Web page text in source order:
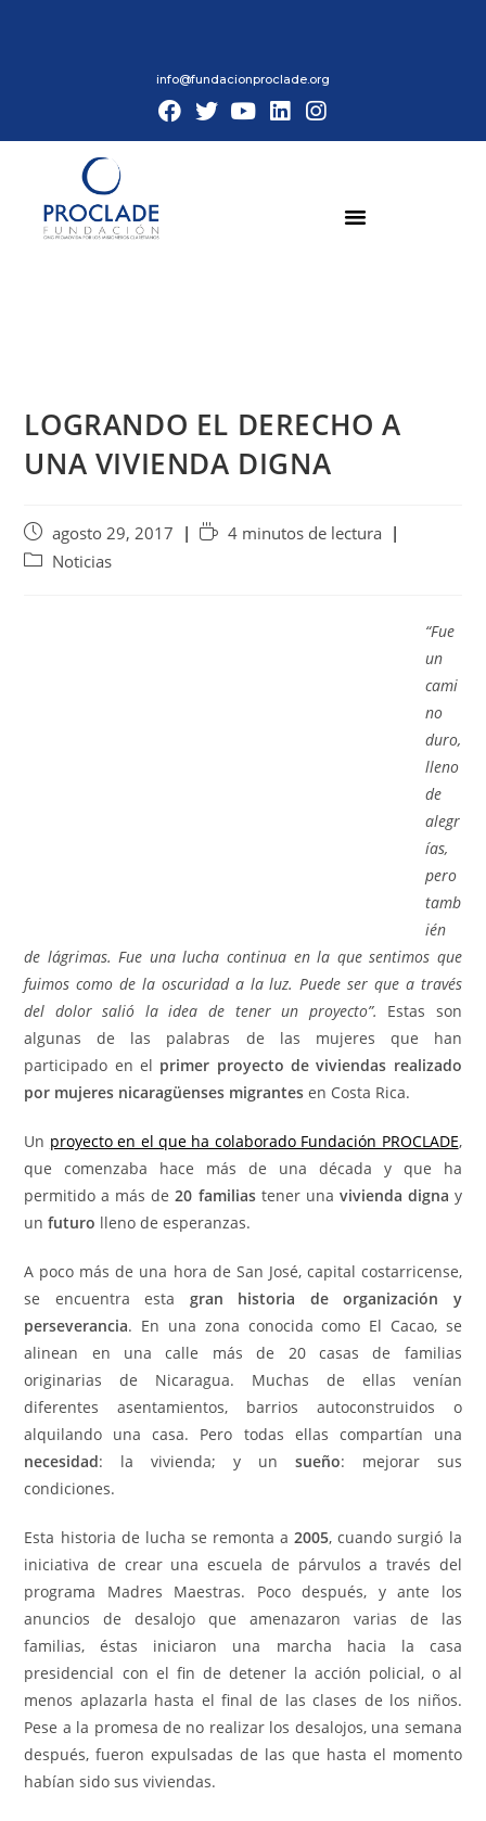
info@fundacionproclade.org
LOGRANDO EL DERECHO A
UNA VIVIENDA DIGNA
agosto 29, 2017
4 minutos de lectura
Noticias
“Fue
un
cami
no
duro,
lleno
de
alegr
ías,
pero
tamb
ién
de lágrimas. Fue una lucha continua en la que sentimos que
fuimos como de la oscuridad a la luz. Puede ser que a través
del dolor salió la idea de tener un proyecto”. Estas son
algunas de las palabras de las mujeres que han
participado en el primer proyecto de viviendas realizado
por mujeres nicaragüenses migrantes en Costa Rica.
Un proyecto en el que ha colaborado Fundación PROCLADE,
que comenzaba hace más de una década y que ha
permitido a más de20 familiastener una vivienda digna y
unfuturo lleno de esperanzas.
A poco más de una hora de San José, capital costarricense,
se encuentra esta gran historia de organización y
perseverancia. En una zona conocida como El Cacao, se
alinean en una calle más de 20 casas de familias
originarias de Nicaragua. Muchas de ellas venían
diferentes asentamientos, barrios autoconstruidos o
alquilando una casa. Pero todas ellas compartían una
necesidad: la vivienda; y un sueño: mejorar sus
condiciones.
Esta historia de lucha se remonta a2005, cuando surgió la
iniciativa de crear una escuela de párvulos a través del
programa Madres Maestras. Poco después, y ante los
anuncios de desalojo que amenazaron varias de las
familias, éstas iniciaron una marcha hacia la casa
presidencial con el fin de detener la acción policial, o al
menos aplazarla hasta el final de las clases de los niños.
Pese a la promesa de no realizar los desalojos, una semana
después, fueron expulsadas de las que hasta el momento
habían sido sus viviendas.